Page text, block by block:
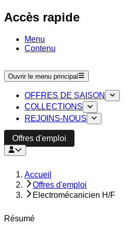
Accès rapide
Menu
Contenu
Ouvrir le menu principal
OFFRES DE SAISON
COLLECTIONS
REJOINS-NOUS
Offres d'emploi
Accueil
Offres d'emploi
Electromécanicien H/F
Résumé